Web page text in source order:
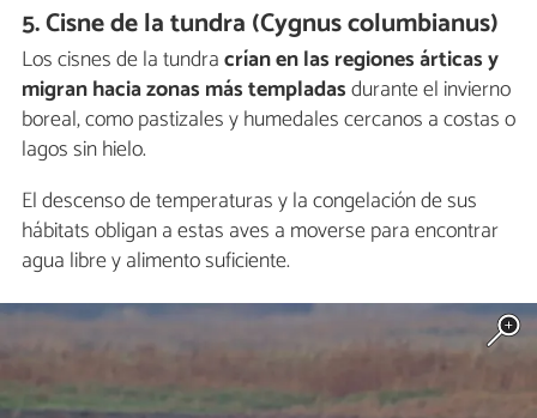
5. Cisne de la tundra (Cygnus columbianus)
Los cisnes de la tundracrían en las regiones árticas y
migran hacia zonas más templadasdurante el invierno
boreal, como pastizales y humedales cercanos a costas o
lagos sin hielo.
El descenso de temperaturas y la congelación de sus
hábitats obligan a estas aves a moverse para encontrar
agua libre y alimento suficiente.